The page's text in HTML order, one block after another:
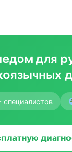
для
специалистов